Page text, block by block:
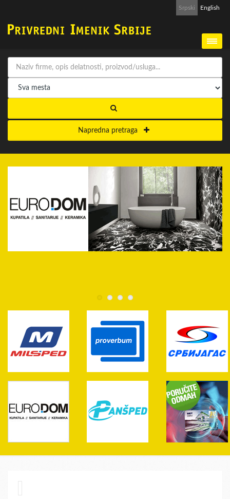
Srpski English
Napredna pretraga